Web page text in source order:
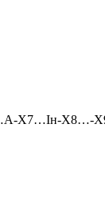
Х7…Iн-Х8…-